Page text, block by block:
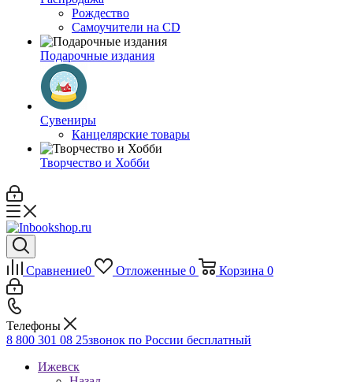
Рождество
Самоучители на CD
Подарочные издания
Сувениры
Канцелярские товары
Творчество и Хобби
Сравнение0 Отложенные 0 Корзина 0
Телефоны
8 800 301 08 25звонок по России бесплатный
Ижевск